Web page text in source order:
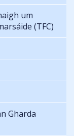
um
(TFC)
Gharda